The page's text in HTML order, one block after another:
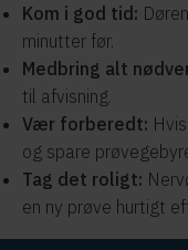
Kom i god tid:
minutter før.
Medbring alt
til afvisning.
Vær forberedt:
og spare
Tag det roligt:
en ny prøve hurtigt